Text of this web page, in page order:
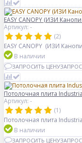
EASY CANOPY (ИЗИ
Артикул: -
(2)
EASY CANOPY (ИЗИ
В наличии
ЗАПРОСИТЬ ЦЕНУ
Потолочная плита
Артикул: -
(1)
Потолочная плита
В наличии
ЗАПРОСИТЬ ЦЕНУ